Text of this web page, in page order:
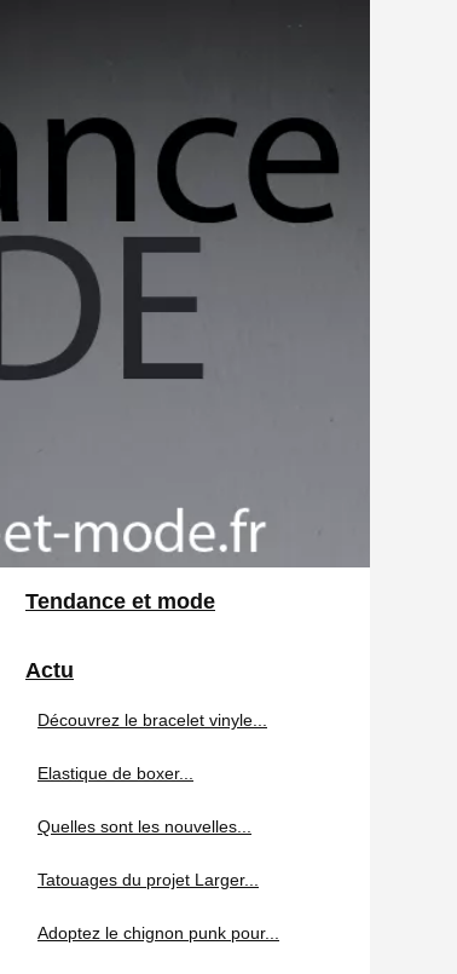
Tendance et mode
Actu
Découvrez le bracelet vinyle...
Elastique de boxer...
Quelles sont les nouvelles...
Tatouages du projet Larger...
Adoptez le chignon punk pour...